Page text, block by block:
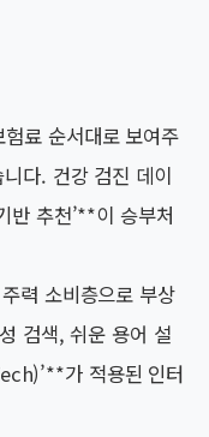
료 순서대로 보여주
다. 건강 검진 데이
반 추천’**이 승부처
력 소비층으로 부상
검색, 쉬운 용어 설
가 적용된 인터